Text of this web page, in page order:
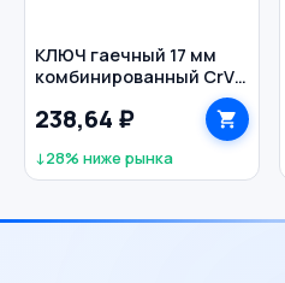
КЛЮЧ гаечный 17 мм
комбинированный CrV
238,64 ₽
↓28% ниже рынка